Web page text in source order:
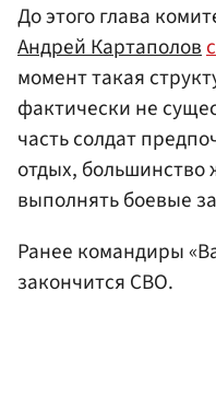
До этого глава
Андрей Картаполов
момент такая
фактически не
часть солдат
отдых,
выполнять боевые
Ранее командиры
закончится СВО.